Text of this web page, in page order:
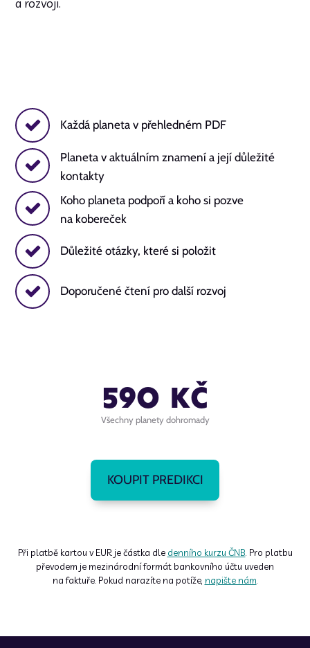
a rozvoji.
Každá planeta v přehledném PDF
Planeta v aktuálním znamení a její důležité
kontakty
Koho planeta podpoří a koho si pozve
na kobereček
Důležité otázky, které si položit
Doporučené čtení pro další rozvoj
590 Kč
Všechny planety dohromady
KOUPIT PREDIKCI
Při platbě kartou v EUR je částka dle denního kurzu ČNB . Pro platbu
převodem je mezinárodní formát bankovního účtu uveden
na faktuře. Pokud narazíte na potíže, napište nám